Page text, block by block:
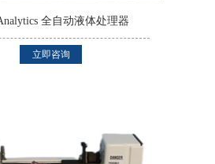
全自动液体处理器
立即咨询